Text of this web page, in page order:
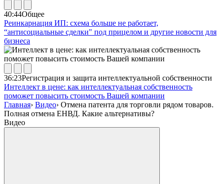
40:44Общее
Реинкарнация ИП: схема больше не работает,
“антисоциальные сделки" под прицелом и другие новости для
бизнеса
36:23Регистрация и защита интеллектуальной собственности
Интеллект в цене: как интеллектуальная собственность
поможет повысить стоимость Вашей компании
Главная› Видео› Отмена патента для торговли рядом товаров.
Полная отмена ЕНВД. Какие альтернативы?
Видео